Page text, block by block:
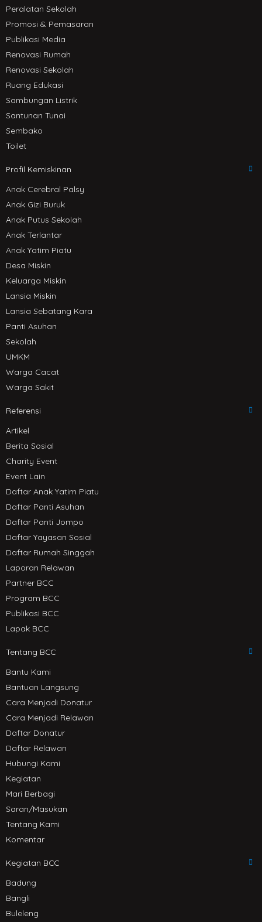
Peralatan Sekolah
Promosi & Pemasaran
Publikasi Media
Renovasi Rumah
Renovasi Sekolah
Ruang Edukasi
Sambungan Listrik
Santunan Tunai
Sembako
Toilet
Profil Kemiskinan
Anak Cerebral Palsy
Anak Gizi Buruk
Anak Putus Sekolah
Anak Terlantar
Anak Yatim Piatu
Desa Miskin
Keluarga Miskin
Lansia Miskin
Lansia Sebatang Kara
Panti Asuhan
Sekolah
UMKM
Warga Cacat
Warga Sakit
Referensi
Artikel
Berita Sosial
Charity Event
Event Lain
Daftar Anak Yatim Piatu
Daftar Panti Asuhan
Daftar Panti Jompo
Daftar Yayasan Sosial
Daftar Rumah Singgah
Laporan Relawan
Partner BCC
Program BCC
Publikasi BCC
Lapak BCC
Tentang BCC
Bantu Kami
Bantuan Langsung
Cara Menjadi Donatur
Cara Menjadi Relawan
Daftar Donatur
Daftar Relawan
Hubungi Kami
Kegiatan
Mari Berbagi
Saran/Masukan
Tentang Kami
Komentar
Kegiatan BCC
Badung
Bangli
Buleleng